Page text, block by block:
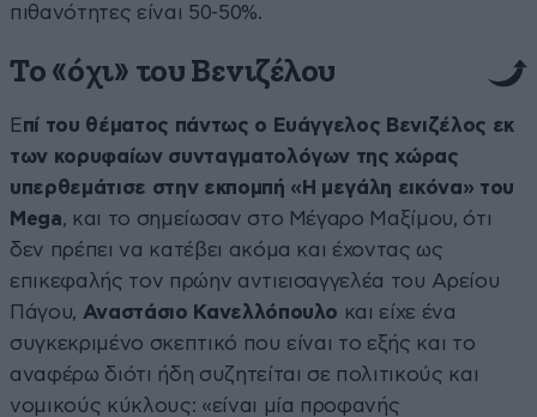
πιθανότητες είναι 50-50%.
Το «όχι» του Βενιζέλου
Επί του θέματος πάντως ο Ευάγγελος Βενιζέλος εκ
των κορυφαίων συνταγματολόγων της χώρας
υπερθεμάτισε στην εκπομπή «Η μεγάλη εικόνα» του
Mega, και το σημείωσαν στο Μέγαρο Μαξίμου, ότι
δεν πρέπει να κατέβει ακόμα και έχοντας ως
επικεφαλής τον πρώην αντιεισαγγελέα του Αρείου
Πάγου, Αναστάσιο Κανελλόπουλο και είχε ένα
συγκεκριμένο σκεπτικό που είναι το εξής και το
αναφέρω διότι ήδη συζητείται σε πολιτικούς και
νομικούς κύκλους: «είναι μία προφανής